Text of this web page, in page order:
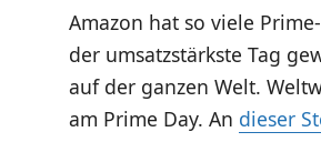
Amazon hat so viele
der umsatzstärkste Tag
auf der ganzen Welt.
am Prime Day. An dieser